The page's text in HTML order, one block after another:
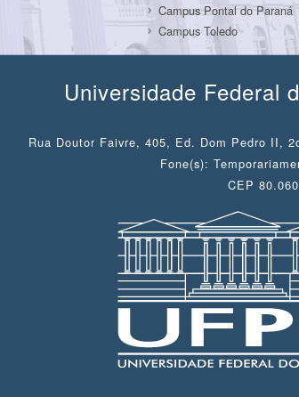
Campus Pontal do Paraná
Campus Toledo
Universidade Federal
Rua Doutor Faivre, 405, Ed. Dom Pedro II,
Fone(s):
CEP